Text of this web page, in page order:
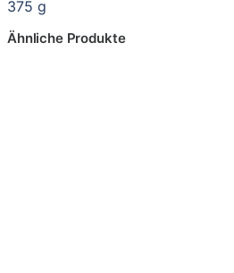
375 g
Ähnliche Produkte